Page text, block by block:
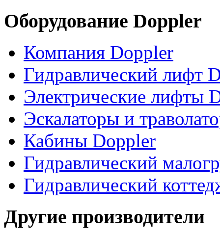
Оборудование Doppler
Компания Doppler
Гидравлический лифт
Электрические лифты
Эскалаторы и
Кабины Doppler
Гидравлический
Гидравлический
Другие производители